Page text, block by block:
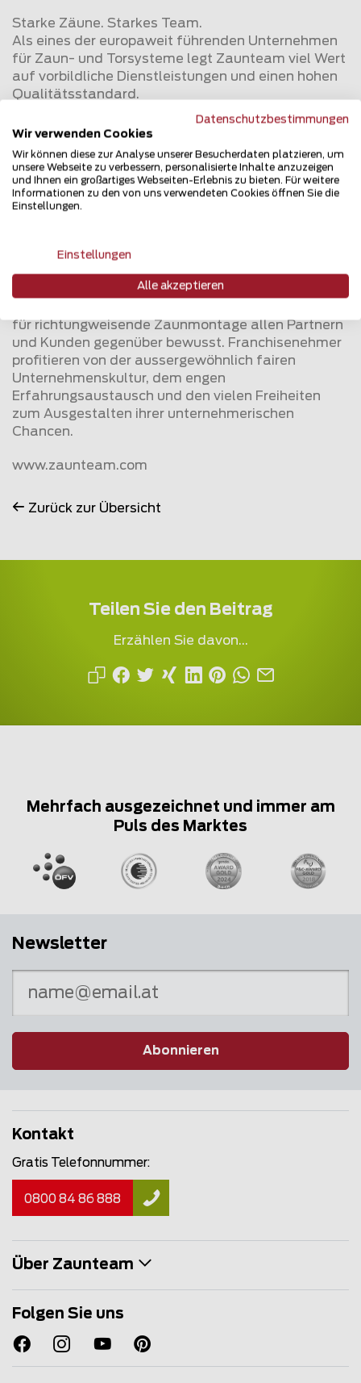
Starke Zäune. Starkes Team.
Als eines der europaweit führenden Unternehmen
für Zaun- und Torsysteme legt Zaunteam viel Wert
auf vorbildliche Dienstleistungen und einen hohen
Qualitätsstandard.
Zaunteam ist das Franchise-Unternehmen, das für
grösste Auswahl, persönliche Beratung und
fachgerechte Montage rund um Zäune und Tore für
Heim & Garten, Sicht- & Lärmschutz, Industrie &
Sicherheit sowie Landwirtschaft & Tierhaltung
"Wädi" Hübscher hat das Unternehmen über 100
Standorte in Deutschland, Österreich und der
Schweiz aufgebaut. Zaunteam versteht und prägt
für richtungweisende Zaunmontage allen Partnern
und Kunden gegenüber bewusst. Franchisenehmer
profitieren von der aussergewöhnlich fairen
Unternehmenskultur, dem engen
Erfahrungsaustausch und den vielen Freiheiten
zum Ausgestalten ihrer unternehmerischen
Chancen.
www.zaunteam.com
Zurück zur Übersicht
Teilen Sie den Beitrag
Erzählen Sie davon...
Mehrfach ausgezeichnet und immer am
Puls des Marktes
Newsletter
Abonnieren
Kontakt
Gratis Telefonnummer:
0800 84 86 888
Über Zaunteam
Folgen Sie uns
Datenschutzbestimmungen
Wir verwenden Cookies
Wir können diese zur Analyse unserer Besucherdaten platzieren, um
unsere Webseite zu verbessern, personalisierte Inhalte anzuzeigen
und Ihnen ein großartiges Webseiten-Erlebnis zu bieten. Für weitere
Informationen zu den von uns verwendeten Cookies öffnen Sie die
Einstellungen.
Einstellungen
Alle akzeptieren